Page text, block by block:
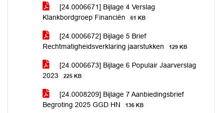
[24.0006671] Bijlage 4 Verslag
Klankbordgroep Financiën
61 KB
[24.0006672] Bijlage 5 Brief
Rechtmatigheidsverklaring jaarstukken
129 KB
[24.0006673] Bijlage 6 Populair Jaarverslag
2023
225 KB
[24.0008209] Bijlage 7 Aanbiedingsbrief
Begroting 2025 GGD HN
136 KB